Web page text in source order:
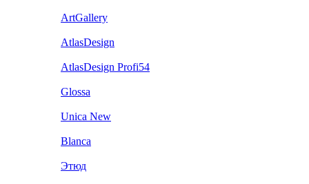
ArtGallery
AtlasDesign
AtlasDesign Profi54
Glossa
Unica New
Blanca
Этюд